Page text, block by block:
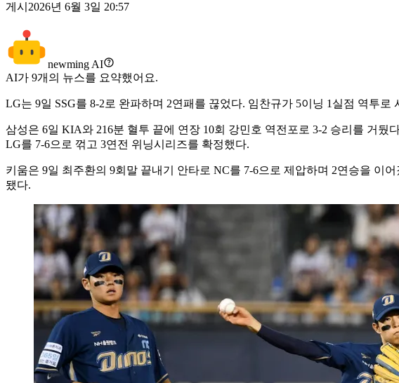
게시 2026년 6월 3일 20:57
newming AI
AI가 9개의 뉴스를 요약했어요.
LG는 9일 SSG를 8-2로 완파하며 2연패를 끊었다. 임찬규가 5이닝 1실점 역투
삼성은 6일 KIA와 216분 혈투 끝에 연장 10회 강민호 역전포로 3-2 승리를 거
LG를 7-6으로 꺾고 3연전 위닝시리즈를 확정했다.
키움은 9일 최주환의 9회말 끝내기 안타로 NC를 7-6으로 제압하며 2연승을 이
됐다.